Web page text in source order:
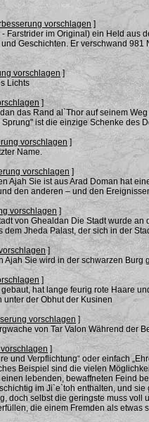
vorschlagen ]
Farstrider im Original) ein Held aus
Geschichten. Er verschwand
vorschlagen]
Lichts
]
das Rand al`Thor auf seinem
ist die einzige Schenke des
vorschlagen ]
Name.
vorschlagen ]
Ajah Sie ist aus Arad Doman hat
den anderen – und den
vorschlagen]
von Ghealdan Die Stadt wurde
dem Jheda Palast, der sich in der
]
Ajah Sie wird in der schwarzen
]
hat lange feurig rote Haare
unter der Obhut der Kusinen
vorschlagen ]
von Tar Valon Während der
]
und Verpflichtung“ oder einfach
Beispiel sind die vielen
lebenden, bewaffneten Feind
im Ji`e`toh enthalten, und
doch selbst die geringste muss
die einem Fremden als etwas